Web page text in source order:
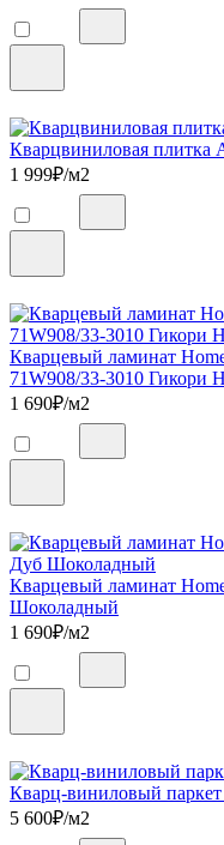
Кварцвиниловая плитка
1 999₽/м2
Кварцевый ламинат
71W908/33-3010 Гикори
1 690₽/м2
Кварцевый ламинат
Шоколадный
1 690₽/м2
Кварц-виниловый
5 600₽/м2